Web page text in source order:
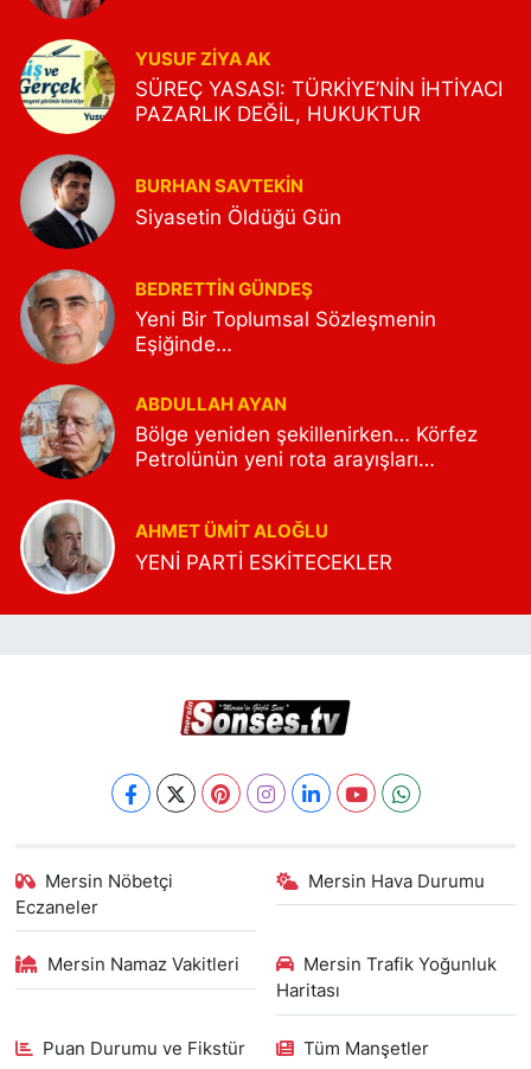
YUSUF ZIYA AK
SÜREÇ YASASI: TÜRKİYE’NİN İHTİYACI
PAZARLIK DEĞİL, HUKUKTUR
BURHAN SAVTEKİN
Siyasetin Öldüğü Gün
BEDRETTIN GÜNDEŞ
Yeni Bir Toplumsal Sözleşmenin
Eşiğinde…
ABDULLAH AYAN
Bölge yeniden şekillenirken… Körfez
Petrolünün yeni rota arayışları…
AHMET ÜMIT ALOĞLU
YENİ PARTİ ESKİTECEKLER
Mersin Nöbetçi
Eczaneler
Mersin Hava Durumu
Mersin Namaz Vakitleri
Mersin Trafik Yoğunluk
Haritası
Puan Durumu ve Fikstür Tüm Manşetler